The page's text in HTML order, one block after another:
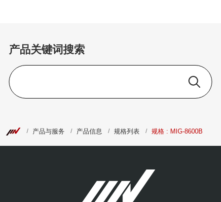
产品关键词搜索
产品与服务 产品信息 规格列表 规格 : MIG-8600B